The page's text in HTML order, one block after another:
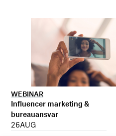
WEBINAR
Influencer marketing &
bureauansvar
26AUG